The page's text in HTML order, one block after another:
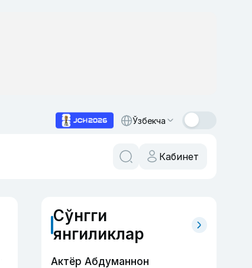
Ўзбекча
Кабинет
Сўнгги
янгиликлар
Актёр Абду­маннон